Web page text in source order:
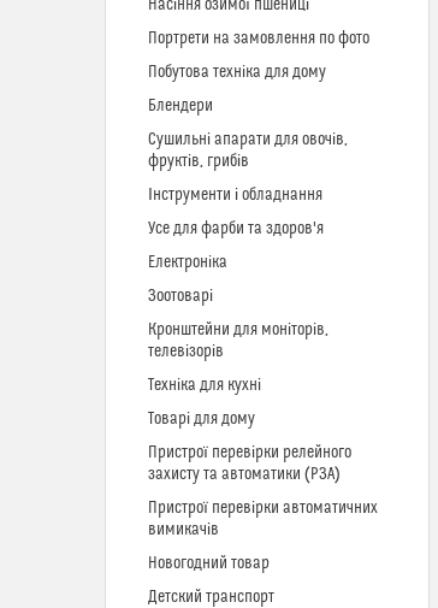
Насіння озимої пшениці
Портрети на замовлення по фото
Побутова техніка для дому
Блендери
Сушильні апарати для овочів,
фруктів, грибів
Інструменти і обладнання
Усе для фарби та здоров'я
Електроніка
Зоотоварі
Кронштейни для моніторів,
телевізорів
Техніка для кухні
Товарі для дому
Пристрої перевірки релейного
захисту та автоматики (РЗА)
Пристрої перевірки автоматичних
вимикачів
Новогодний товар
Детский транспорт